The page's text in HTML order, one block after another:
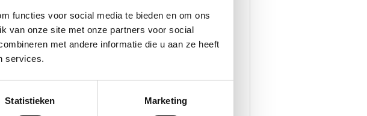
functies voor social media te bieden en om ons
van onze site met onze partners voor social
met andere informatie die u aan ze heeft
services.
Statistieken Marketing